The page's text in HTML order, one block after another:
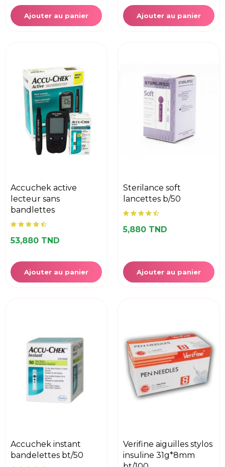
Ajouter au panier Ajouter au panier
accuchek active
lecteur sans
bandlettes
53,880 TND
Ajouter au panier
sterilance soft
lancettes b/50
5,880 TND
Ajouter au panier
accuchek instant
bandelettes bt/50
verifine aiguilles stylos
insuline 31g*8mm